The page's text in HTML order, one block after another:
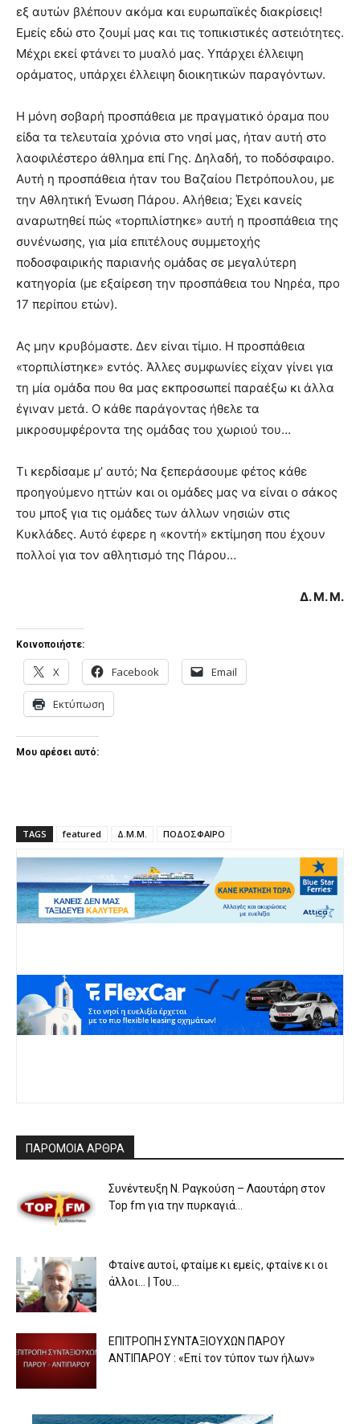
εξ αυτών βλέπουν ακόμα και ευρωπαϊκές διακρίσεις!
Εμείς εδώ στο ζουμί μας και τις τοπικιστικές αστειότητες.
Μέχρι εκεί φτάνει το μυαλό μας. Υπάρχει έλλειψη
οράματος, υπάρχει έλλειψη διοικητικών παραγόντων.
Η μόνη σοβαρή προσπάθεια με πραγματικό όραμα που
είδα τα τελευταία χρόνια στο νησί μας, ήταν αυτή στο
λαοφιλέστερο άθλημα επί Γης. Δηλαδή, το ποδόσφαιρο.
Αυτή η προσπάθεια ήταν του Βαζαίου Πετρόπουλου, με
την Αθλητική Ένωση Πάρου. Αλήθεια; Έχει κανείς
αναρωτηθεί πώς «τορπιλίστηκε» αυτή η προσπάθεια της
συνένωσης, για μία επιτέλους συμμετοχής
ποδοσφαιρικής παριανής ομάδας σε μεγαλύτερη
κατηγορία (με εξαίρεση την προσπάθεια του Νηρέα, προ
17 περίπου ετών).
Ας μην κρυβόμαστε. Δεν είναι τίμιο. Η προσπάθεια
«τορπιλίστηκε» εντός. Άλλες συμφωνίες είχαν γίνει για
τη μία ομάδα που θα μας εκπροσωπεί παραέξω κι άλλα
έγιναν μετά. Ο κάθε παράγοντας ήθελε τα
μικροσυμφέροντα της ομάδας του χωριού του…
Τι κερδίσαμε μ’ αυτό; Να ξεπεράσουμε φέτος κάθε
προηγούμενο ηττών και οι ομάδες μας να είναι ο σάκος
του μποξ για τις ομάδες των άλλων νησιών στις
Κυκλάδες. Αυτό έφερε η «κοντή» εκτίμηση που έχουν
πολλοί για τον αθλητισμό της Πάρου…
Δ. Μ. Μ.
Κοινοποιήστε:
X Facebook Email
Εκτύπωση
Μου αρέσει αυτό:
TAGS featured Δ.Μ.Μ. ΠΟΔΟΣΦΑΙΡΟ
ΠΑΡΟΜΟΙΑ ΑΡΘΡΑ
Συνέντευξη Ν. Ραγκούση – Λαουτάρη στον
Top fm για την πυρκαγιά...
Φταίνε αυτοί, φταίμε κι εμείς, φταίνε κι οι
άλλοι… | Του...
ΕΠΙΤΡΟΠΗ ΣΥΝΤΑΞΙΟΥΧΩΝ ΠΑΡΟΥ
ΑΝΤΙΠΑΡΟΥ : «Επί τον τύπον των ήλων»